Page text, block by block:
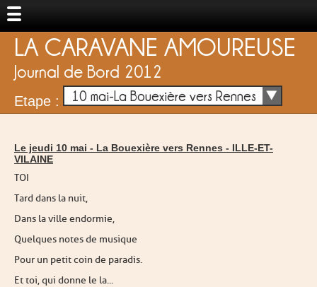
LA CARAVANE AMOUREUSE
Journal de Bord 2012
Etape : 10 mai-La Bouexière vers Rennes
Le jeudi 10 mai - La Bouexière vers Rennes - ILLE-ET-
VILAINE
TOI
Tard dans la nuit,
Dans la ville endormie,
Quelques notes de musique
Pour un petit coin de paradis.
Et toi, qui donne le la...